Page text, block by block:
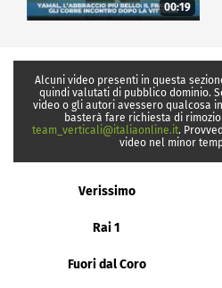
00:19
Alcuni video presenti in questa
quindi valutati di pubblico dominio.
video o gli autori avessero qualcosa
basterà fare richiesta di
team_verticali@italiaonline.it.
video nel minor
Verissimo
Rai 1
Fuori dal Coro